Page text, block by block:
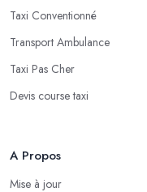
Taxi Conventionné
Transport Ambulance
Taxi Pas Cher
Devis course taxi
A Propos
Mise à jour